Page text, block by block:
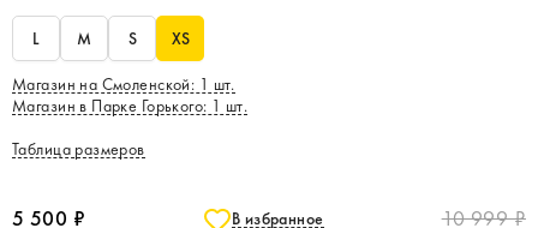
L M S XS
Магазин на Смоленской: 1 шт.
Магазин в Парке Горького: 1 шт.
Таблица размеров
5 500 ₽ В избранное 10 999 ₽